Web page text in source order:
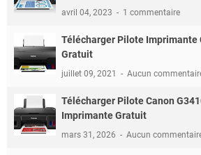
avril 04, 2023 1 commentaire
Télécharger Pilote Imprimante
Gratuit
juillet 09, 2021 Aucun
Télécharger Pilote Canon
Imprimante Gratuit
mars 31, 2026 Aucun